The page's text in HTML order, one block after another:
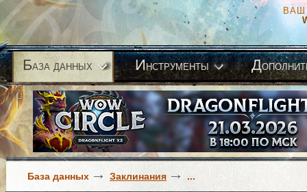
ВАШ
База данных Инструменты Д
База данных Заклинания ...